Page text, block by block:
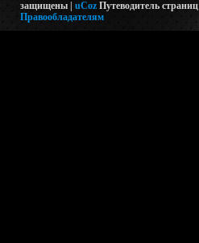
защищены | uCoz Путеводитель страниц
Правообладателям